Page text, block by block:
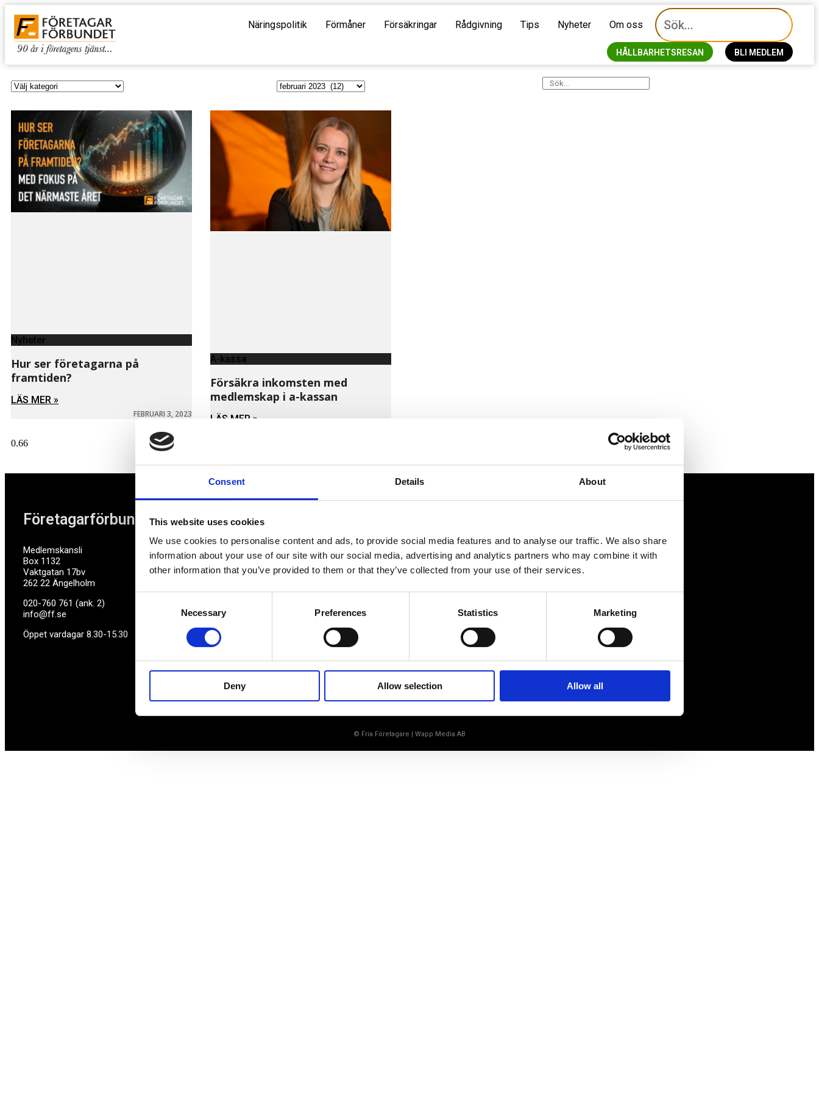
Consent Details About
This website uses cookies
We use cookies to personalise content and ads, to provide social media features and to analyse our traffic. We also share
information about your use of our site with our social media, advertising and analytics partners who may combine it with
other information that you’ve provided to them or that they’ve collected from your use of their services.
Necessary Preferences Statistics Marketing
Deny Allow selection Allow all
Näringspolitik Förmåner Försäkringar Rådgivning Tips Nyheter Om oss
HÅLLBARHETSRESAN BLI MEDLEM
Nyheter
Hur ser företagarna på
framtiden?
LÄS MER »
FEBRUARI 3, 2023
A-kassa
Försäkra inkomsten med
medlemskap i a-kassan
LÄS MER »
Företagarförbundet
Medlemskansli
Box 1132
Vaktgatan 17bv
262 22 Ängelholm
020-760 761 (ank. 2)
info@ff.se
Öppet vardagar 8.30-15.30
Ett medlemskap späckat med
småföretagaranpassade medlemstjänster och
förmåner. Din egen inköpsavdelning, rådgivning,
soloföretagare och små företag med företagaren i
fokus. Vi är själva småföretagare och vet hur
verkligheten ser ut.
BLI MEDLEM
Förmåner
Försäkringar
Nyheter
© Fria Företagare | Wapp Media AB